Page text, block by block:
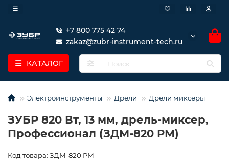
+7 800 775 42 74
zakaz@zubr-instrument-tech.ru
КАТАЛОГ
Электроинструменты Дрели Дрели миксеры
ЗУБР 820 Вт, 13 мм, дрель-миксер,
Профессионал (ЗДМ-820 РМ)
Код товара: ЗДМ-820 РМ